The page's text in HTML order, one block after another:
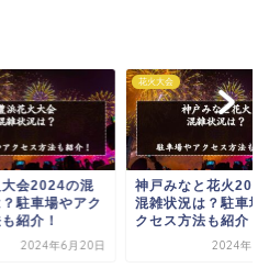
会2024の混
駐車場やアク
紹介！
2024年6月20日
花火大会
神戸みなと花火
混雑状況は？駐車場
クセス方法も紹介！
2024年6